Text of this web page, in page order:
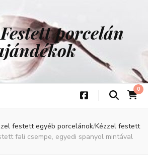
porcelán
0
festett egyéb porcelánok/Kézzel festett
fali csempe, egyedi spanyol mintával